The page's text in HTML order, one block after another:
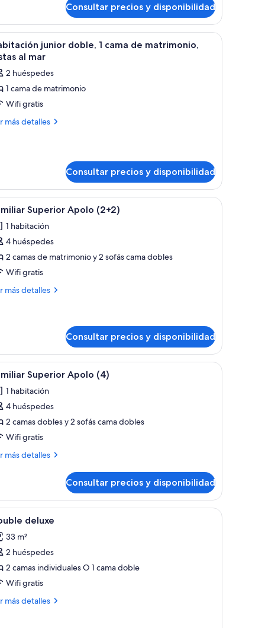
Consultar precios y disponibilidad
grande, un escritorio y vistas a la ciudad.Una habitación de hotel moderna con una
8
junior doble, 1 cama de matrimonio,
al mar
2 huéspedes
1 cama de matrimonio
Wifi gratis
más detalles
Consultar precios y disponibilidad
grande, un escritorio y vistas al mar.Habitación de hotel moderna con una cama
7 Superior Apolo (2+2)
1 habitación
4 huéspedes
2 camas de matrimonio y 2 sofás cama dobles
Wifi gratis
más detalles
Consultar precios y disponibilidad
grande, un escritorio y vistas a la ciudad.Habitación de hotel moderna con una cama
7 Superior Apolo (4)
1 habitación
4 huéspedes
2 camas dobles y 2 sofás cama dobles
Wifi gratis
más detalles
Consultar precios y disponibilidad
Ropa de cama de alta calidad, edredones
5 deluxe
33 m²
2 huéspedes
2 camas individuales O 1 cama doble
Wifi gratis
más detalles